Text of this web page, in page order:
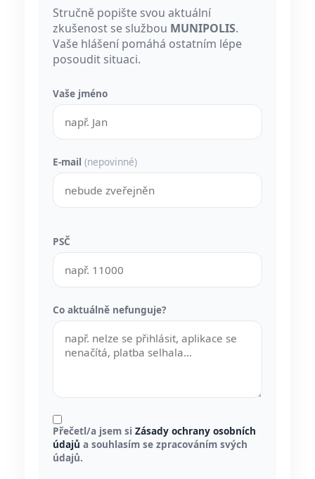
Stručně popište svou aktuální
zkušenost se službou MUNIPOLIS.
Vaše hlášení pomáhá ostatním lépe
posoudit situaci.
Vaše jméno
E-mail (nepovinné)
PSČ
Co aktuálně nefunguje?
Přečetl/a jsem si Zásady ochrany osobních
údajů a souhlasím se zpracováním svých
údajů.